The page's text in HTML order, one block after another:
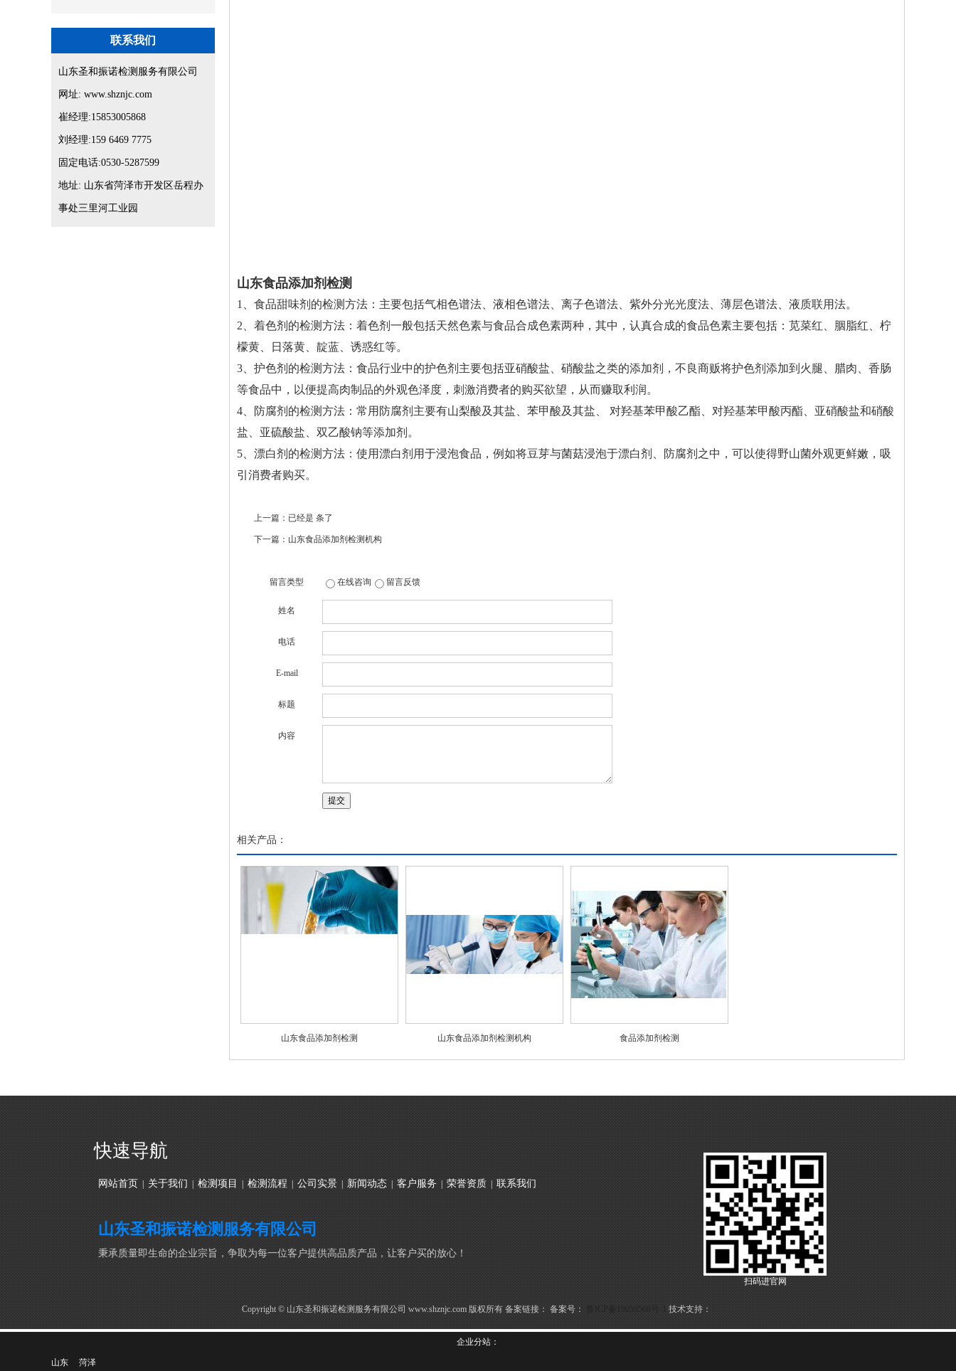
联系我们
山东圣和振诺检测服务有限公司
网址: www.shznjc.com
崔经理:15853005868
刘经理:159 6469 7775
固定电话:0530-5287599
地址: 山东省菏泽市开发区岳程办
事处三里河工业园
山东食品添加剂检测
1、食品甜味剂的检测方法：主要包括气相色谱法、液相色谱法、离子色谱法、紫外分光光度法、薄层色谱法、液质联用法。
2、着色剂的检测方法：着色剂一般包括天然色素与食品合成色素两种，其中，认真合成的食品色素主要包括：苋菜红、胭脂红、柠
檬黄、日落黄、靛蓝、诱惑红等。
3、护色剂的检测方法：食品行业中的护色剂主要包括亚硝酸盐、硝酸盐之类的添加剂，不良商贩将护色剂添加到火腿、腊肉、香肠
等食品中，以便提高肉制品的外观色泽度，刺激消费者的购买欲望，从而赚取利润。
4、防腐剂的检测方法：常用防腐剂主要有山梨酸及其盐、苯甲酸及其盐、 对羟基苯甲酸乙酯、对羟基苯甲酸丙酯、亚硝酸盐和硝酸
盐、亚硫酸盐、双乙酸钠等添加剂。
5、漂白剂的检测方法：使用漂白剂用于浸泡食品，例如将豆芽与菌菇浸泡于漂白剂、防腐剂之中，可以使得野山菌外观更鲜嫩，吸
引消费者购买。
上一篇：已经是 条了
下一篇： 山东食品添加剂检测机构
留言类型 在线咨询 留言反馈
姓名
电话
E-mail
标题
内容
相关产品：
山东食品添加剂检测 山东食品添加剂检测机构 食品添加剂检测
快速导航
网站首页 关于我们 检测项目 检测流程 公司实景 新闻动态 客户服务 荣誉资质 联系我们
山东圣和振诺检测服务有限公司
秉承质量即生命的企业宗旨，争取为每一位客户提供高品质产品，让客户买的放心！
扫码进官网
Copyright © 山东圣和振诺检测服务有限公司 www.shznjc.com 版权所有 备案链接： 备案号： 鲁ICP备19059568号-1 技术支持：
企业分站：
山东 菏泽